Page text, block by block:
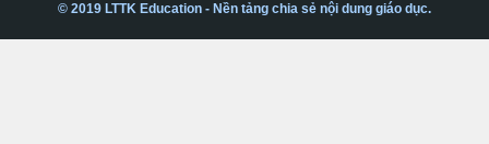
© 2019 LTTK Education - Nền tảng chia sẻ nội dung giáo dục.